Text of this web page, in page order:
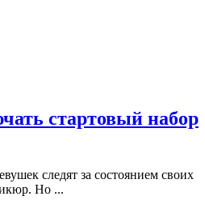
стартовый набор
следят за состоянием своих
Но ...